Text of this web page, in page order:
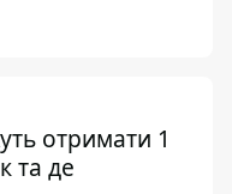
отримати 1
та де